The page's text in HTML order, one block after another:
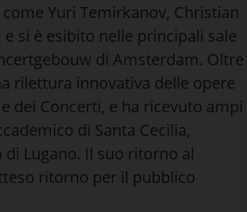
Yuri Temirkanov, Christian
si è esibito nelle principali sale
di Amsterdam. Oltre
rilettura innovativa delle opere
dei Concerti, e ha ricevuto ampi
di Santa Cecilia,
di Lugano. Il suo ritorno al
ritorno per il pubblico